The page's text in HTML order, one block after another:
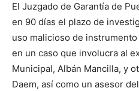
El Juzgado de Garantía de
en 90 días el plazo de
uso malicioso de
en un caso que involucra al
Municipal, Albán Mancilla, y
Daem, así como un asesor